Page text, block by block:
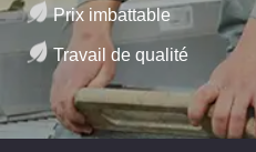
Prix imbattable
Travail de qualité